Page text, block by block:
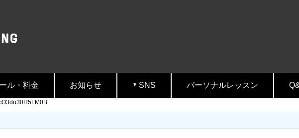
ル・料金 お知らせ SNS パーソナルレッスン